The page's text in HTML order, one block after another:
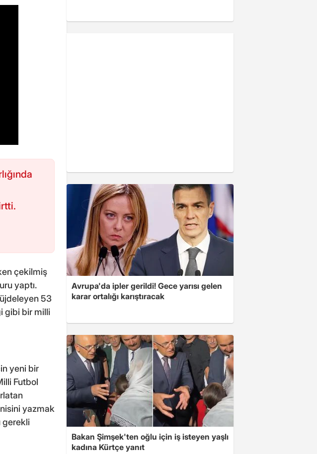
çekilmiş
yaptı.
53
gibi bir milli
yeni bir
Futbol
yazmak
gerekli
Avrupa'da ipler gerildi! Gece yarısı gelen
karar ortalığı karıştıracak
Bakan Şimşek'ten oğlu için iş isteyen yaşlı
kadına Kürtçe yanıt